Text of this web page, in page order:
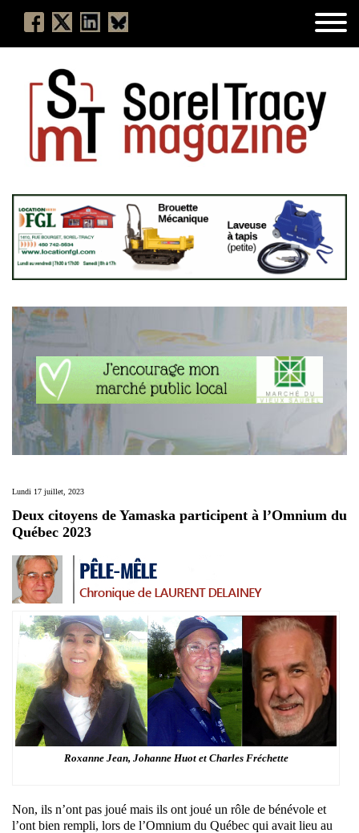
Lundi 17 juillet, 2023
Deux citoyens de Yamaska participent à l’Omnium du
Québec 2023
Roxanne Jean, Johanne Huot et Charles Fréchette
Non, ils n’ont pas joué mais ils ont joué un rôle de bénévole et
l’ont bien rempli, lors de l’Omnium du Québec qui avait lieu au